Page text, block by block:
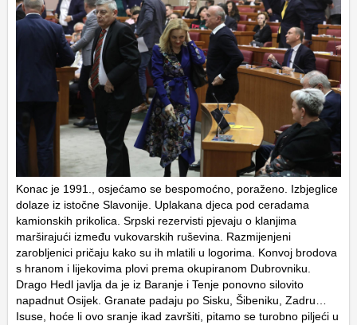
Konac je 1991., osjećamo se bespomoćno, poraženo. Izbjeglice
dolaze iz istočne Slavonije. Uplakana djeca pod ceradama
kamionskih prikolica. Srpski rezervisti pjevaju o klanjima
marširajući između vukovarskih ruševina. Razmijenjeni
zarobljenici pričaju kako su ih mlatili u logorima. Konvoj brodova
s hranom i lijekovima plovi prema okupiranom Dubrovniku.
Drago Hedl javlja da je iz Baranje i Tenje ponovno silovito
napadnut Osijek. Granate padaju po Sisku, Šibeniku, Zadru…
Isuse, hoće li ovo sranje ikad završiti, pitamo se turobno piljeći u